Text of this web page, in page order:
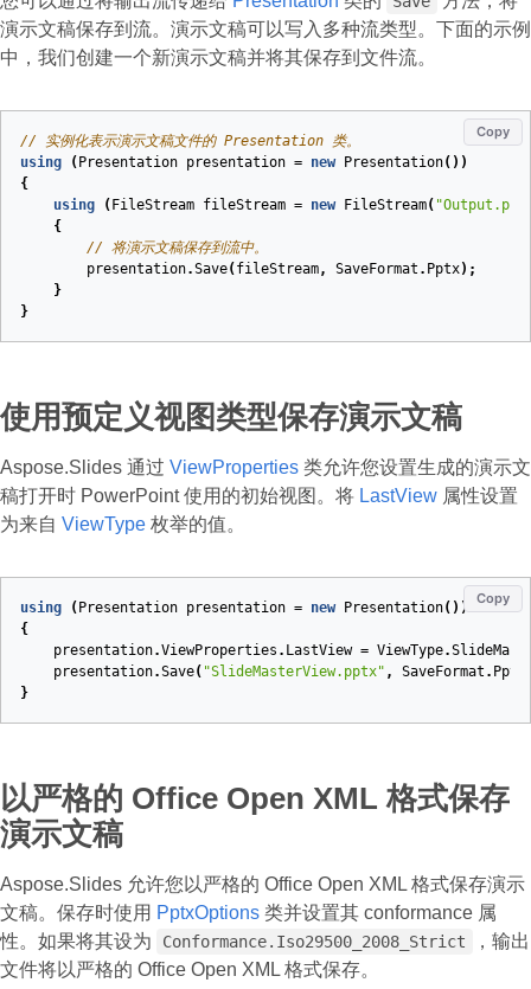
演示文稿保存到流。演示文稿可以写入多种流类型。下面的示例
中，我们创建一个新演示文稿并将其保存到文件流。
Copy
// 实例化表示演示文稿文件的 Presentation 类。
using
( Presentation presentation = new Presentation())
{
using
( FileStream fileStream = new FileStream(
{
// 将演示文稿保存到流中。
presentation.Save( fileStream, SaveFormat . Pptx);
}
}
使用预定义视图类型保存演示文稿
Aspose.Slides 通过 ViewProperties 类允许您设置生成的演示文
稿打开时 PowerPoint 使用的初始视图。将 LastView 属性设置
为来自 ViewType 枚举的值。
Copy
using ( Presentation presentation = new Presentation())
{
presentation.ViewProperties . LastView = ViewType.
presentation.Save( "SlideMasterView.pptx" , SaveFormat . Pptx
}
以严格的 Office Open XML 格式保存
演示文稿
Aspose.Slides 允许您以严格的 Office Open XML 格式保存演示
文稿。保存时使用 PptxOptions 类并设置其 conformance 属
性。如果将其设为
Conformance.Iso29500_2008_Strict
，输出
文件将以严格的 Office Open XML 格式保存。